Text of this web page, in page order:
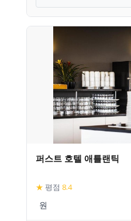
퍼스트 호텔 애틀랜틱
★ 평점 8.4